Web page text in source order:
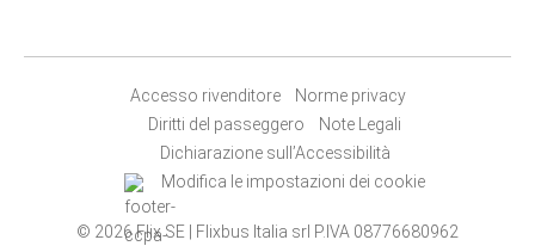
Accesso rivenditore
Norme privacy
Diritti del passeggero
Note Legali
Dichiarazione sull’Accessibilità
Modifica le impostazioni dei cookie
© 2026 Flix SE | Flixbus Italia srl P.IVA 08776680962